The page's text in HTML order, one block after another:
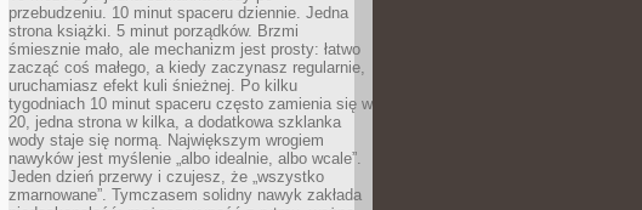
przebudzeniu. 10 minut spaceru dziennie. Jedna
strona książki. 5 minut porządków. Brzmi
śmiesznie mało, ale mechanizm jest prosty: łatwo
zacząć coś małego, a kiedy zaczynasz regularnie,
uruchamiasz efekt kuli śnieżnej. Po kilku
tygodniach 10 minut spaceru często zamienia się w
20, jedna strona w kilka, a dodatkowa szklanka
wody staje się normą. Największym wrogiem
nawyków jest myślenie „albo idealnie, albo wcale”.
Jeden dzień przerwy i czujesz, że „wszystko
zmarnowane”. Tymczasem solidny nawyk zakłada